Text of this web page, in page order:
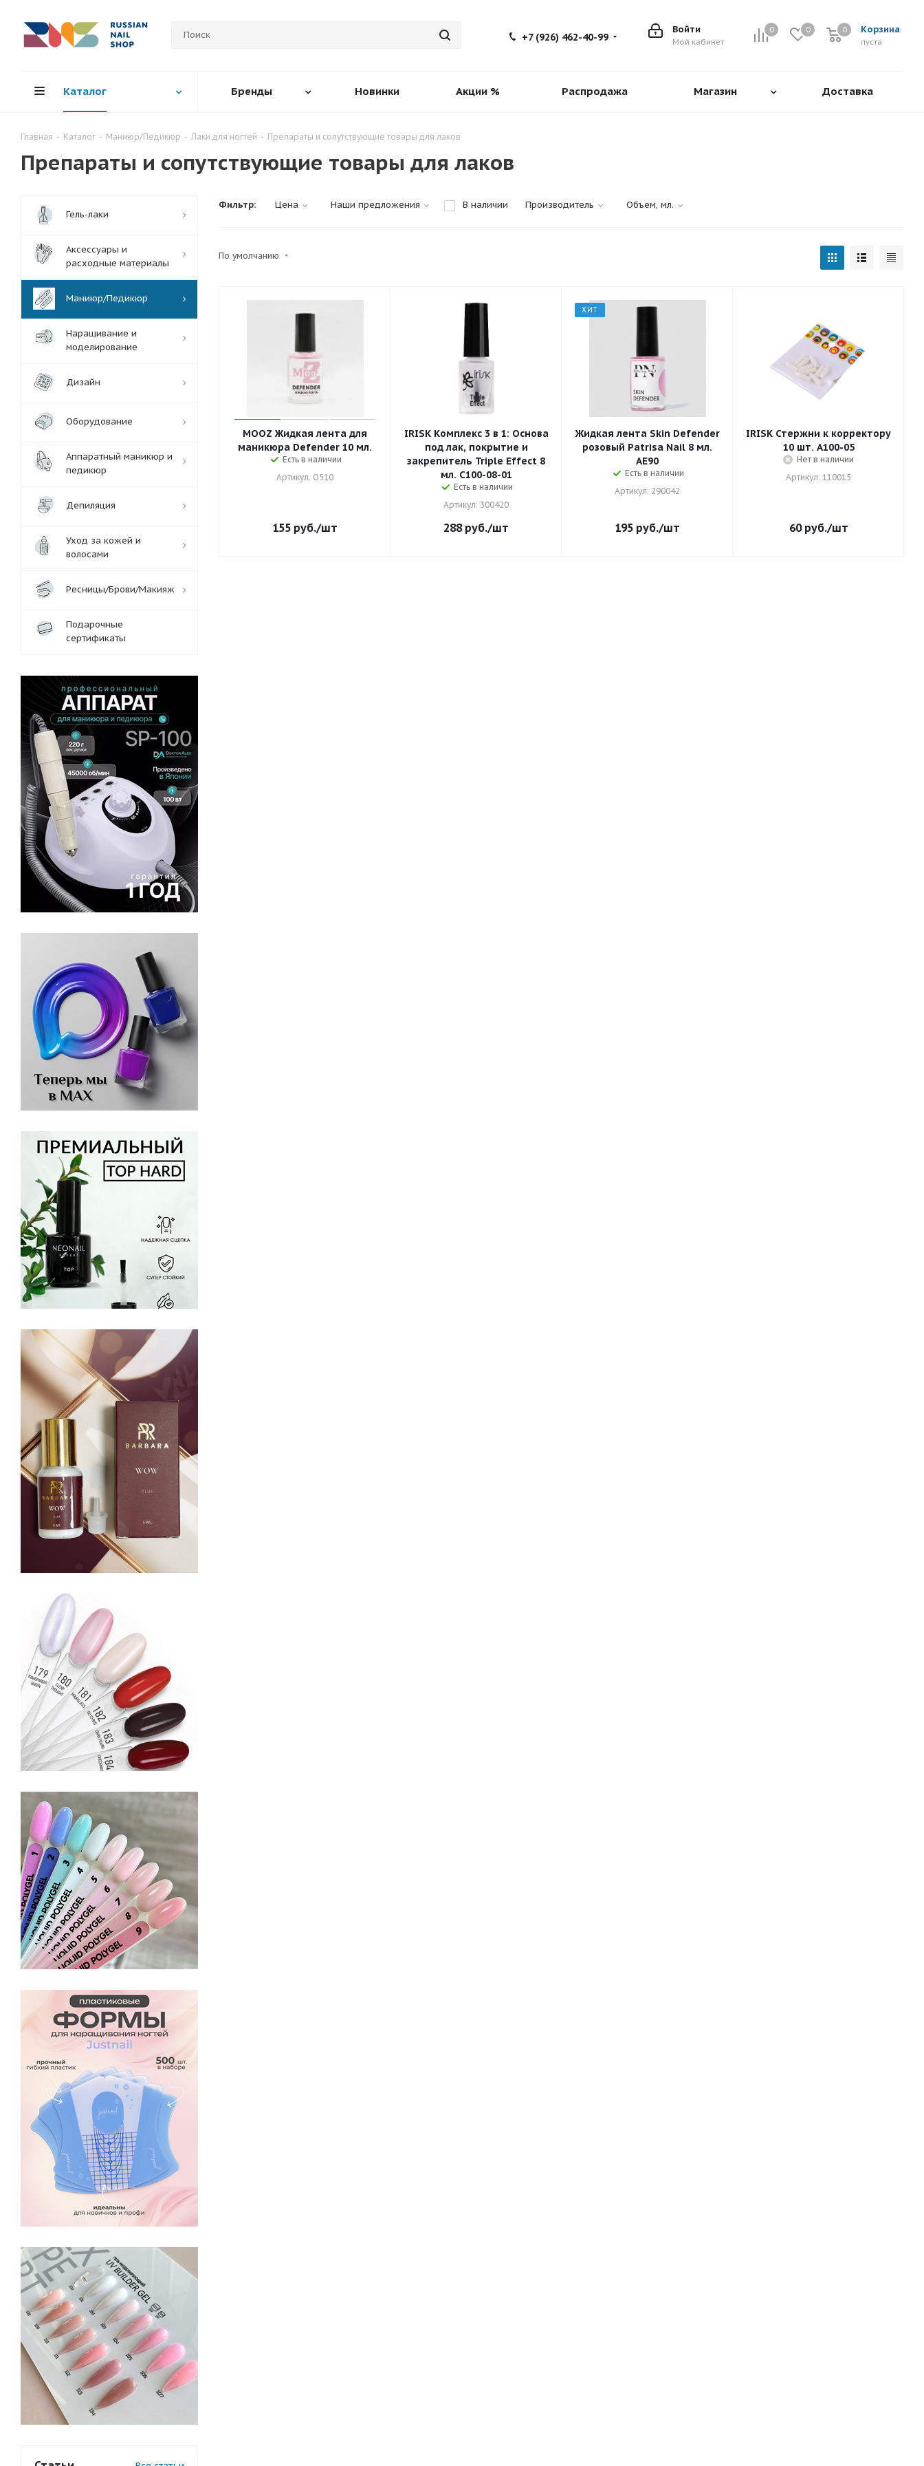
0 0 Корзина
0
пуста
0
Войти
Мой кабинет
+7 (926) 462-40-99
Каталог Бренды Новинки Акции % Распродажа Магазин Доставка
Главная - Каталог - Маниюр/Педикюр - Лаки для ногтей - Препараты и сопутствующие товары для лаков
Препараты и сопутствующие товары для лаков
Фильтр: Цена Наши предложения В наличии Производитель Объем, мл.
По умолчанию
MOOZ Жидкая лента для
маникюра Defender 10 мл.
Есть в наличии
Артикул: O510
155 руб./шт
IRISK Комплекс 3 в 1: Основа
под лак, покрытие и
закрепитель Triple Effeсt 8
мл. С100-08-01
Есть в наличии
Артикул: 300420
288руб./шт
ХИТ
Жидкая лента Skin Defender
розовый Patrisa Nail 8 мл.
AE90
Есть в наличии
Артикул: 290042
195 руб./шт
IRISK Стержни к корректору
10 шт. А100-05
Нет в наличии
Артикул: 110015
60руб./шт
Гель-лаки
Аксессуары и
расходные материалы
Маниюр/Педикюр
Наращивание и
моделирование
Дизайн
Оборудование
Аппаратный маникюр и
педикюр
Депиляция
Уход за кожей и
волосами
Ресницы/Брови/Макияж
Подарочные
сертификаты